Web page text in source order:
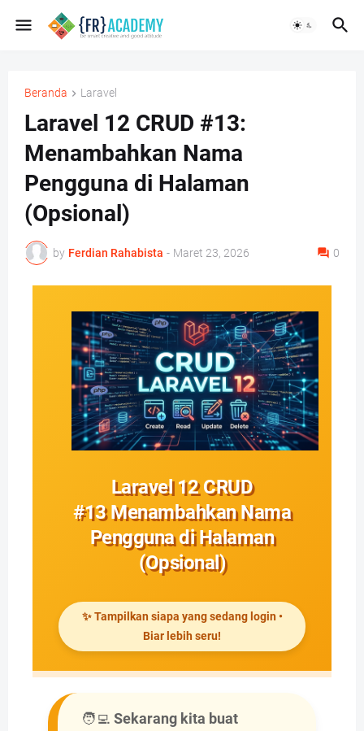
Beranda Laravel
Laravel 12 CRUD #13:
Menambahkan Nama
Pengguna di Halaman
(Opsional)
by Ferdian Rahabista - Maret 23, 2026 0
Laravel 12 CRUD
#13 Menambahkan Nama
Pengguna di Halaman
(Opsional)
✨ Tampilkan siapa yang sedang login •
Biar lebih seru!
🧑‍💻 Sekarang kita buat